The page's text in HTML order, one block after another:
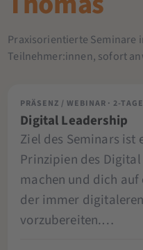
Praxisorientierte Seminare
Teilnehmer:innen, sofort
PRÄSENZ / WEBINAR · 2-
Digital Leadership
Ziel des Seminars ist
Prinzipien des
machen und dich
der immer
vorzubereiten.…